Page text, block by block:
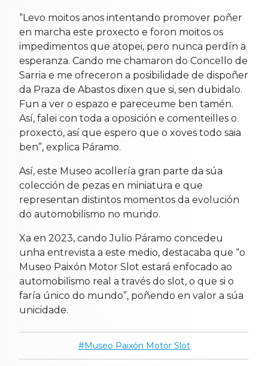
“Levo moitos anos intentando promover poñer
en marcha este proxecto e foron moitos os
impedimentos que atopei, pero nunca perdín a
esperanza. Cando me chamaron do Concello de
Sarria e me ofreceron a posibilidade de dispoñer
da Praza de Abastos dixen que si, sen dubidalo.
Fun a ver o espazo e pareceume ben tamén.
Así, falei con toda a oposición e comenteilles o
proxecto, así que espero que o xoves todo saia
ben”, explica Páramo.
Así, este Museo acollería gran parte da súa
colección de pezas en miniatura e que
representan distintos momentos da evolución
do automobilismo no mundo.
Xa en 2023, cando Julio Páramo concedeu
unha entrevista a este medio, destacaba que “o
Museo Paixón Motor Slot estará enfocado ao
automobilismo real a través do slot, o que si o
faría único do mundo”, poñendo en valor a súa
unicidade.
Museo Paixón Motor Slot